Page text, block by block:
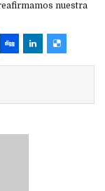
nuestra